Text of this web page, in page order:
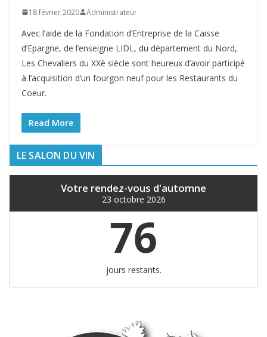
18 février 2020 Administrateur
Avec l’aide de la Fondation d’Entreprise de la Caisse
d’Epargne, de l’enseigne LIDL, du département du Nord,
Les Chevaliers du XXè siècle sont heureux d’avoir participé
à l’acquisition d’un fourgon neuf pour les Restaurants du
Coeur.
Read More
LE SALON DU VIN
Votre rendez-vous d'automne
23 octobre 2026
76
jours restants.